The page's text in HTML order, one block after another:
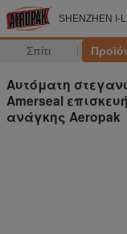
SHENZHEN I-
Σπίτι
Αυτόματη
Amerseal
ανάγκης Aeropak